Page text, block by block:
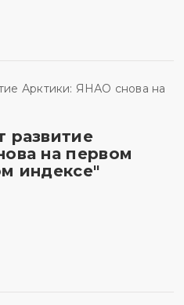
развитие
на первом
индексе"